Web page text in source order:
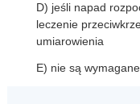
D) jeśli napad
leczenie
umiarowienia
E) nie są